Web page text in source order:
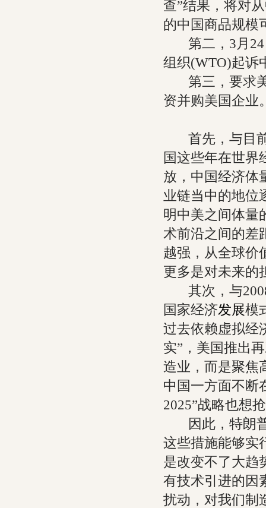
查”结果，将对
的中国商品规模
第二，3月24
组织(WTO)起诉
第三，要求美
资并购美国企业
首先，与目前
国这些年在世界
放，中国经济体
业链当中的地位
明中美之间体量
术前沿之间的差
越强，从全球价
更多是对未来的
其次，与2008
国家经济发展模
过去依赖虚拟经
实”，美国推出
造业，而是聚焦
中国一方面不断
2025”战略也想
因此，特朗普
这些措施能够实
是改变不了大趋
有技术引进的因
扰动，对我们制